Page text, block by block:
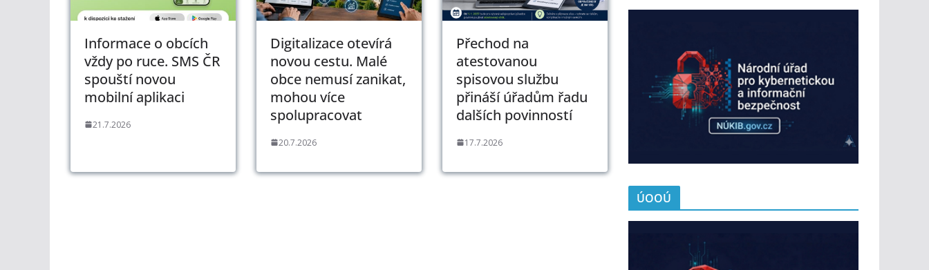
Informace o obcích
vždy po ruce. SMS ČR
spouští novou
mobilní aplikaci
21.7.2026
Digitalizace otevírá
novou cestu. Malé
obce nemusí zanikat,
mohou více
spolupracovat
20.7.2026
Přechod na
atestovanou
spisovou službu
přináší úřadům řadu
dalších povinností
17.7.2026
ÚOOÚ